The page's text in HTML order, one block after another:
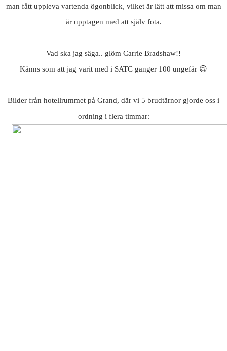
man fått uppleva vartenda ögonblick, vilket är lätt att missa om man
är upptagen med att själv fota.
Vad ska jag säga.. glöm Carrie Bradshaw!!
Känns som att jag varit med i SATC gånger 100 ungefär 😉
Bilder från hotellrummet på Grand, där vi 5 brudtärnor gjorde oss i
ordning i flera timmar: